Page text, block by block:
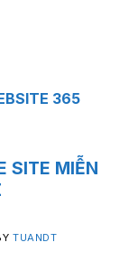
365
SITE MIỄN
TUANDT